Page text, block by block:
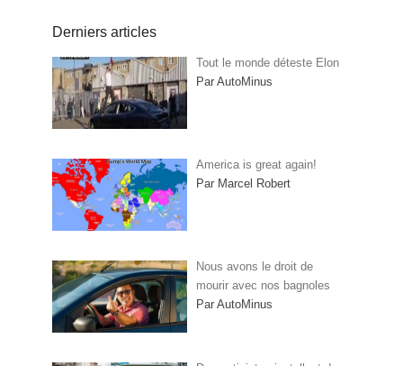
Derniers articles
Tout le monde déteste Elon
Par AutoMinus
America is great again!
Par Marcel Robert
Nous avons le droit de
mourir avec nos bagnoles
Par AutoMinus